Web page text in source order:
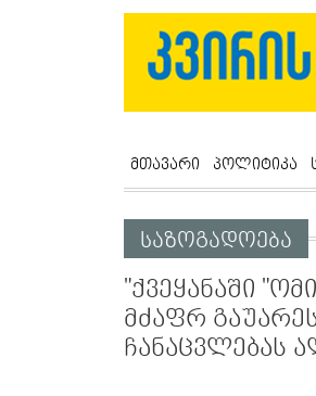
მთავარი პოლიტიკა
საზოგადოება
"ქვეყანაში
მძაფრ
ჩანაცვლებას